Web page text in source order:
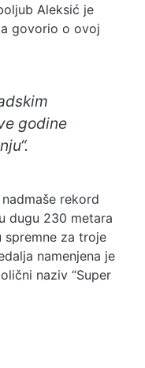
Aleksić je
govorio o ovoj
godine
rekord
dugu 230 metara
spremne za troje
namenjena je
naziv “Super